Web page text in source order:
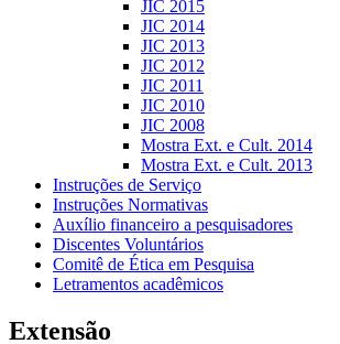
JIC 2015
JIC 2014
JIC 2013
JIC 2012
JIC 2011
JIC 2010
JIC 2008
Mostra Ext. e Cult. 2014
Mostra Ext. e Cult. 2013
Instruções de Serviço
Instruções Normativas
Auxílio financeiro a pesquisadores
Discentes Voluntários
Comitê de Ética em Pesquisa
Letramentos acadêmicos
Extensão